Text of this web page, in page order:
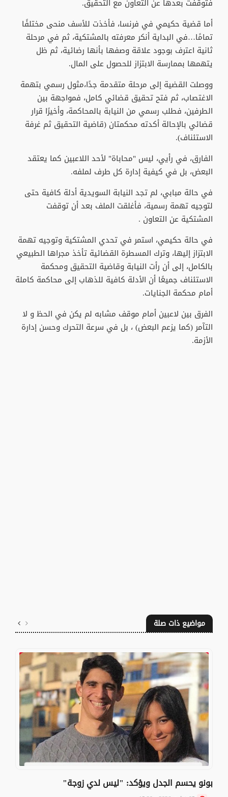
فتوقفت بعدها عن التعاون مع التحقيق.
أما قضية حكيمي في فرنسا، فأخذت للأسف منحى مختلفًا
تمامًا…في البداية أنكر معرفته بالمشتكية، ثم في مرحلة
ثانية اعترف بوجود علاقة وصفها بأنها رضائية، ثم ظل
يتهمها بممارسة الابتزاز للحصول على المال.
ووصلت القضية إلى مرحلة متقدمة جدًا،مثول رسمي بتهمة
الاغتصاب، ثم فتح تحقيق قضائي كامل، فمواجهة بين
الطرفين، فطلب رسمي من النيابة بالمحاكمة، وأخيرًا قرار
قضائي بالإحالة أكدته محكمتان (قاضية التحقيق ثم غرفة
الاستئناف).
الفارق، في رأيي، ليس "محاباة" لأحد اللاعبين كما يعتقد
البعض، بل في كيفية إدارة كل طرف لملفه.
في حالة مبابي، لم تجد النيابة السويدية أدلة كافية حتى
لتوجيه تهمة رسمية، فأغلقت الملف بعد أن توقفت
المشتكية عن التعاون .
في حالة حكيمي، استمر في تحدي المشتكية وتوجيه تهمة
الابتزاز إليها، وترك المسطرة القضائية تأخذ مجراها الطبيعي
بالكامل، إلى أن رأت النيابة وقاضية التحقيق ومحكمة
الاستئناف جميعًا أن الأدلة كافية للذهاب إلى محاكمة كاملة
أمام محكمة الجنايات.
الفرق بين لاعبين أمام موقف مشابه لم يكن في الحظ و لا
التآمر (كما يزعم البعض) ، بل في سرعة التحرك وحسن إدارة
الأزمة.
مواضيع ذات صلة
بونو يحسم الجدل ويؤكد: "ليس لدي زوجة"